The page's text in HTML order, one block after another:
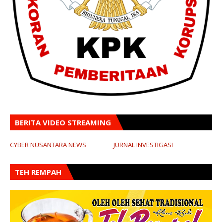
BERITA VIDEO STREAMING
CYBER NUSANTARA NEWS JURNAL INVESTIGASI
TEH REMPAH